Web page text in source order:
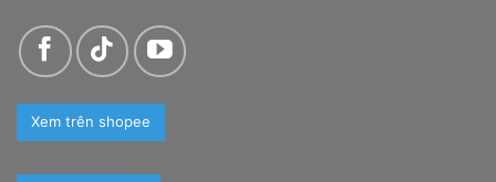
Xem trên shopee